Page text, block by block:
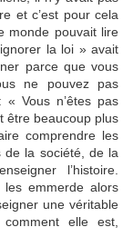
et c’est pour cela
monde pouvait lire
la loi » avait
parce que vous
ne pouvez pas
Vous n’êtes pas
être beaucoup plus
comprendre les
de la société, de la
l’histoire.
les emmerde alors
une véritable
elle est,